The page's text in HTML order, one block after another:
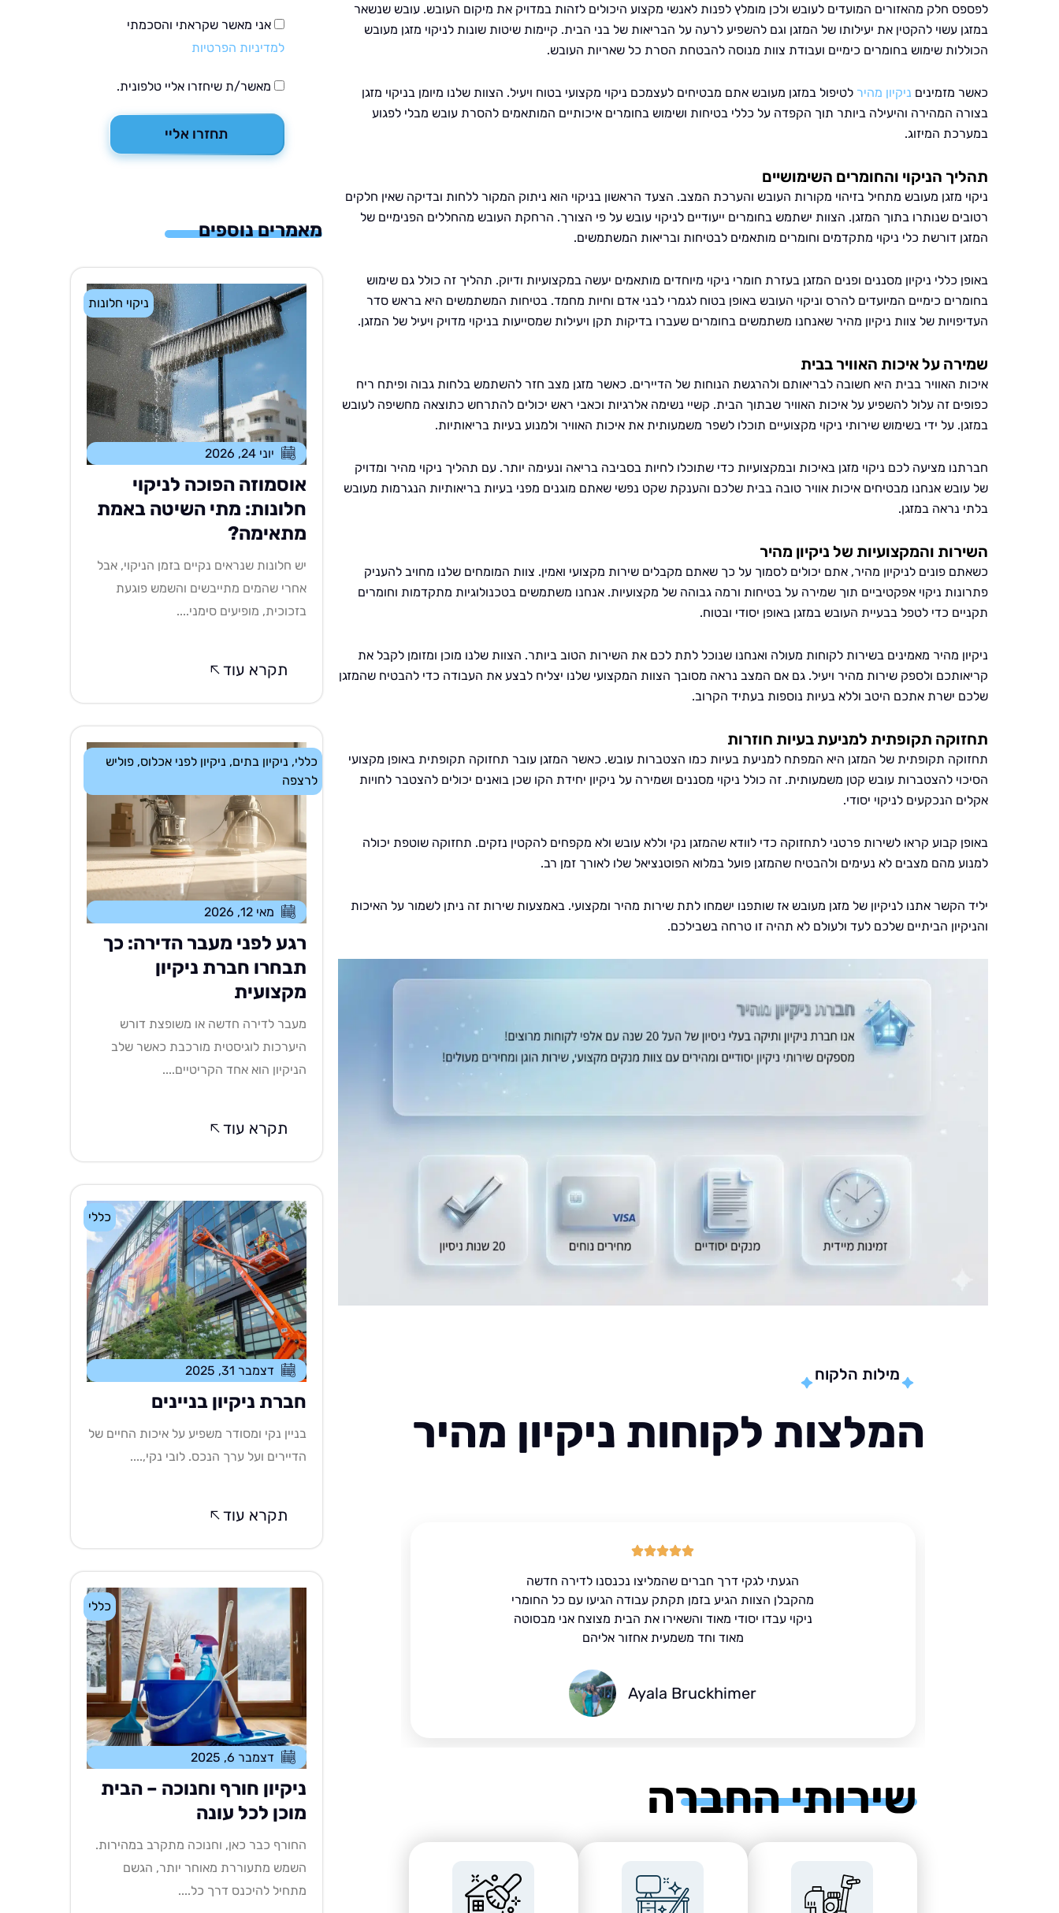
לפספס חלק מהאזורים המועדים לעובש ולכן מומלץ לפנות לאנשי מקצוע היכולים לזהות במדויק את מיקום העובש. עובש שנשאר
במזגן עשוי להקטין את יעילותו של המזגן וגם להשפיע לרעה על הבריאות של בני הבית. קיימות שיטות שונות לניקוי מזגן מעובש
הכוללות שימוש בחומרים כימיים ועבודת צוות מנוסה להבטחת הסרת כל שאריות העובש.
כאשר מזמינים ניקיון מהיר לטיפול במזגן מעובש אתם מבטיחים לעצמכם ניקוי מקצועי בטוח ויעיל. הצוות שלנו מיומן בניקוי מזגן
בצורה המהירה והיעילה ביותר תוך הקפדה על כללי בטיחות ושימוש בחומרים איכותיים המותאמים להסרת עובש מבלי לפגוע
במערכת המיזוג.
תהליך הניקוי והחומרים השימושיים
ניקוי מזגן מעובש מתחיל בזיהוי מקורות העובש והערכת המצב. הצעד הראשון בניקוי הוא ניתוק המקור ללחות ובדיקה שאין חלקים
רטובים שנותרו בתוך המזגן. הצוות ישתמש בחומרים ייעודיים לניקוי עובש על פי הצורך. הרחקת העובש מהחללים הפנימיים של
המזגן דורשת כלי ניקוי מתקדמים וחומרים מותאמים לבטיחות ובריאות המשתמשים.
באופן כללי ניקיון מסננים ופנים המזגן בעזרת חומרי ניקוי מיוחדים מותאמים יעשה במקצועיות ודיוק. תהליך זה כולל גם שימוש
בחומרים כימיים המיועדים להרס וניקוי העובש באופן בטוח לגמרי לבני אדם וחיות מחמד. בטיחות המשתמשים היא בראש סדר
העדיפויות של צוות ניקיון מהיר שאנחנו משתמשים בחומרים שעברו בדיקות תקן ויעילות שמסייעות בניקוי מדויק ויעיל של המזגן.
שמירה על איכות האוויר בבית
איכות האוויר בבית היא חשובה לבריאותם ולהרגשת הנוחות של הדיירים. כאשר מזגן מצב חזר להשתמש בלחות גבוה ופיתח ריח
כפופים זה עלול להשפיע על איכות האוויר שבתוך הבית. קשיי נשימה אלרגיות וכאבי ראש יכולים להתרחש כתוצאה מחשיפה לעובש
במזגן. על ידי בשימוש שירותי ניקוי מקצועיים תוכלו לשפר משמעותית את איכות האוויר ולמנוע בעיות בריאותיות.
חברתנו מציעה לכם ניקוי מזגן באיכות ובמקצועיות כדי שתוכלו לחיות בסביבה בריאה ונעימה יותר. עם תהליך ניקוי מהיר ומדויק
של עובש אנחנו מבטיחים איכות אוויר טובה בבית שלכם והענקת שקט נפשי שאתם מוגנים מפני בעיות בריאותיות הנגרמות מעובש
בלתי נראה במזגן.
השירות והמקצועיות של ניקיון מהיר
כשאתם פונים לניקיון מהיר, אתם יכולים לסמוך על כך שאתם מקבלים שירות מקצועי ואמין. צוות המומחים שלנו מחויב להעניק
פתרונות ניקוי אפקטיביים תוך שמירה על בטיחות ורמה גבוהה של מקצועיות. אנחנו משתמשים בטכנולוגיות מתקדמות וחומרים
תקניים כדי לטפל בבעיית העובש במזגן באופן יסודי ובטוח.
ניקיון מהיר מאמינים בשירות לקוחות מעולה ואנחנו שנוכל לתת לכם את השירות הטוב ביותר. הצוות שלנו מוכן ומזומן לקבל את
קריאותכם ולספק שירות מהיר ויעיל. גם אם המצב נראה מסובך הצוות המקצועי שלנו יצליח לבצע את העבודה כדי להבטיח שהמזגן
שלכם ישרת אתכם היטב וללא בעיות נוספות בעתיד הקרוב.
תחזוקה תקופתית למניעת בעיות חוזרות
תחזוקה תקופתית של המזגן היא המפתח למניעת בעיות כמו הצטברות עובש. כאשר המזגן עובר תחזוקה תקופתית באופן מקצועי
הסיכוי להצטברות עובש קטן משמעותית. זה כולל ניקוי מסננים ושמירה על ניקיון יחידת הקו שכן בואנים יכולים להצטבר לחויות
אקלים הנכקעים לניקוי יסודי.
באופן קבוע קראו לשירות פרטני לתחזוקה כדי לוודא שהמזגן נקי וללא עובש ולא מקפחים להקטין נזקים. תחזוקה שוטפת יכולה
למנוע מהם מצבים לא נעימים ולהבטיח שהמזגן פועל במלוא הפוטנציאל שלו לאורך זמן רב.
יליד הקשר אתנו לניקיון של מזגן מעובש אז שותפנו ישמחו לתת שירות מהיר ומקצועי. באמצעות שירות זה ניתן לשמור על האיכות
והניקיון הביתיים שלכם לעד ולעולם לא תהיה זו טרחה בשבילכם.
מילות הלקוח
המלצות לקוחות ניקיון מהיר
הגעתי לגקי דרך חברים שהמליצו נכנסנו לדירה חדשה
מהקבלן הצוות הגיע בזמן תקתק עבודה הגיעו עם כל החומרי
ניקוי עבדו יסודי מאוד והשאירו את הבית מצוצח אני מבסוטה
מאוד וחד משמעית אחזור אליהם
Ayala Bruckhimer
שירותי החברה
אני מאשר שקראתי והסכמתי
למדיניות הפרטיות
מאשר/ת שיחזרו אליי טלפונית.
תחזרו אליי
מאמרים נוספים
ניקוי חלונות
יוני 24, 2026
אוסמוזה הפוכה לניקוי
חלונות: מתי השיטה באמת
מתאימה?
יש חלונות שנראים נקיים בזמן הניקוי, אבל
אחרי שהמים מתייבשים והשמש פוגעת
בזכוכית, מופיעים סימני....
תקרא עוד
כללי, ניקיון בתים, ניקיון לפני אכלוס,פוליש
לרצפה
מאי 12, 2026
רגע לפני מעבר הדירה: כך
תבחרו חברת ניקיון
מקצועית
מעבר לדירה חדשה או משופצת דורש
היערכות לוגיסטית מורכבת כאשר שלב
הניקיון הוא אחד הקריטיים....
תקרא עוד
כללי
דצמבר 31, 2025
חברת ניקיון בניינים
בניין נקי ומסודר משפיע על איכות החיים של
הדיירים ועל ערך הנכס. לובי נקי,....
תקרא עוד
כללי
דצמבר 6, 2025
ניקיון חורף וחנוכה – הבית
מוכן לכל עונה
החורף כבר כאן, וחנוכה מתקרב במהירות.
השמש מתעוררת מאוחר יותר, הגשם
מתחיל להיכנס דרך כל....